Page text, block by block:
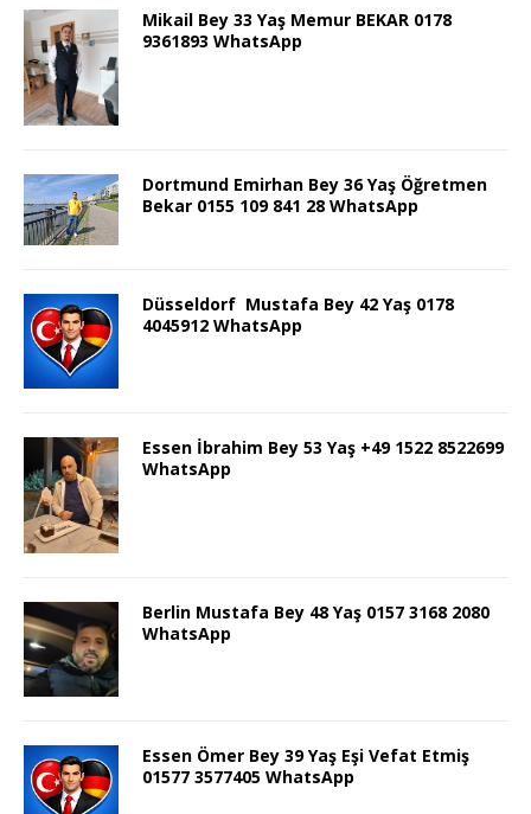
Mikail Bey 33 Yaş Memur BEKAR 0178
9361893 WhatsApp
Dortmund Emirhan Bey 36 Yaş Öğretmen
Bekar 0155 109 841 28 WhatsApp
Düsseldorf Mustafa Bey 42 Yaş 0178
4045912 WhatsApp
Essen İbrahim Bey 53 Yaş +49 1522 8522699
WhatsApp
Berlin Mustafa Bey 48 Yaş 0157 3168 2080
WhatsApp
Essen Ömer Bey 39 Yaş Eşi Vefat Etmiş
01577 3577405 WhatsApp